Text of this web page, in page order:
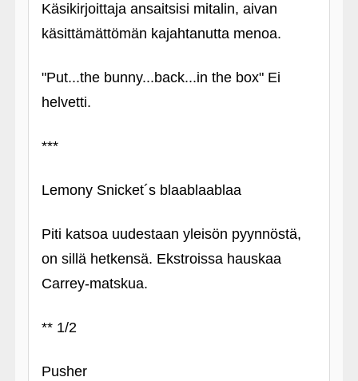
Käsikirjoittaja ansaitsisi mitalin, aivan
käsittämättömän kajahtanutta menoa.
"Put...the bunny...back...in the box" Ei
helvetti.
***
Lemony Snicket´s blaablaablaa
Piti katsoa uudestaan yleisön pyynnöstä,
on sillä hetkensä. Ekstroissa hauskaa
Carrey-matskua.
** 1/2
Pusher